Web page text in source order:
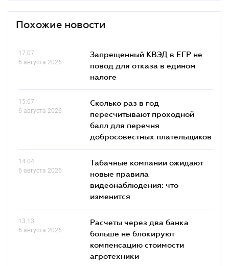
Похожие новости
17.07
6 августа 2026
Запрещенный КВЭД в ЕГР не
повод для отказа в едином
налоге
15.07
6 августа 2026
Сколько раз в год
пересчитывают проходной
балл для перечня
добросовестных плательщиков
14.04
6 августа 2026
Табачные компании ожидают
новые правила
видеонаблюдения: что
изменится
13.13
6 августа 2026
Расчеты через два банка
больше не блокируют
компенсацию стоимости
агротехники